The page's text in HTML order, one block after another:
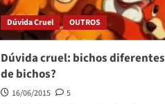
Dúvida Cruel OUTROS
Dúvida cruel: bichos diferentes
de bichos?
16/06/2015
5